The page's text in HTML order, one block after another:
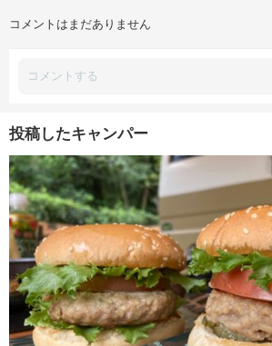
コメントはまだありません
投稿したキャンパー